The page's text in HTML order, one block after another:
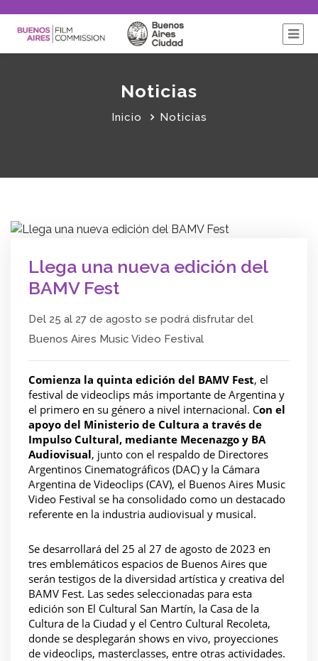
Noticias
Inicio Noticias
Llega una nueva edición del
BAMV Fest
Del 25 al 27 de agosto se podrá disfrutar del
Buenos Aires Music Video Festival
Comienza la quinta edición del BAMV Fest, el
festival de videoclips más importante de Argentina y
el primero en su género a nivel internacional. Con el
apoyo del Ministerio de Cultura a través de
Impulso Cultural, mediante Mecenazgo y BA
Audiovisual, junto con el respaldo de Directores
Argentinos Cinematográficos (DAC) y la Cámara
Argentina de Videoclips (CAV), el Buenos Aires Music
Video Festival se ha consolidado como un destacado
referente en la industria audiovisual y musical.
Se desarrollará del 25 al 27 de agosto de 2023 en
tres emblemáticos espacios de Buenos Aires que
serán testigos de la diversidad artística y creativa del
BAMV Fest. Las sedes seleccionadas para esta
edición son El Cultural San Martín, la Casa de la
Cultura de la Ciudad y el Centro Cultural Recoleta,
donde se desplegarán shows en vivo, proyecciones
de videoclips, masterclasses, entre otras actividades.